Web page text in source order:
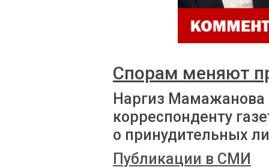
Спорам меняют
Наргиз
корреспонденту
о принудительных
Публикации в СМИ